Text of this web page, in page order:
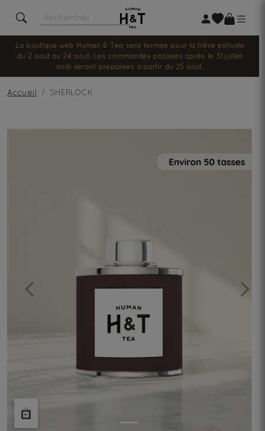
La boutique web Human & Tea sera fermée pour la trêve estivale
du 2 août au 24 août. Les commandes passées après le 31 juillet
midi seront préparées à partir du 25 août.
Accueil SHERLOCK
Previous Next